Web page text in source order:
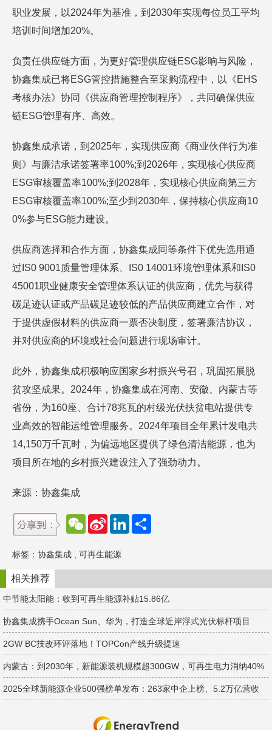
职业发展，以2024年为基准，到2030年实现每位员工平均
培训时间增加20%。
负责任供应链方面，为更好管理供应链ESG影响与风险，
协鑫集成已将ESG管控措施整合至采购流程中，以《EHS
考核办法》协同《供应商管理控制程序》，共同确保供应
链ESG管理有序、高效。
协鑫集成承诺，到2025年，实现供应商《商业伙伴行为准
则》与廉洁承诺签署率100%;到2026年，实现核心供应商
ESG审核覆盖率100%;到2028年，实现核心供应商第三方
ESG审核覆盖率100%;至少到2030年，保持核心供应商10
0%参与ESG能力建设。
供应商选择和合作方面，协鑫集成同等条件下优先选用通
过IS0 9001质量管理体系、IS0 14001环境管理体系和IS0
45001职业健康安全管理体系认证的供应商，优先与获得
碳足迹认证或产品碳足迹较低的产品供应商建立合作，对
于提供虚假材料的供应商一票否决制度，签署廉洁协议，
并对供应商的环境或社会问题进行现场审计。
此外，协鑫集成积极响应国家乡村振兴号召，巩固拓展脱
贫攻坚成果。2024年，协鑫集成在河南、安徽、内蒙古等
省份，为160座、合计78兆瓦的村级光伏扶贫电站提供专
业高效的智能运维管理服务。2024年项目全年累计发电共
14,150万千瓦时，为偏远地区提供了绿色清洁能源，也为
项目所在地的乡村振兴建设注入了强劲动力。
来源：协鑫集成
W
e
a
t
S
a
W
e
b
o
L
d
n
标签： 协鑫集成 可再生能源
相关推荐
中节能太阳能：收到可再生能源补贴15.86亿
协鑫集成携手Ocean Sun、华为，打造全球近岸浮式光伏标杆项目
2GW BC技改环评落地！TOPCon产线升级提速
内蒙古：到2030年，新能源装机规模超300GW，可再生电力消纳40%
2025全球新能源企业500强榜单发布：263家中企上榜、5.2万亿营收